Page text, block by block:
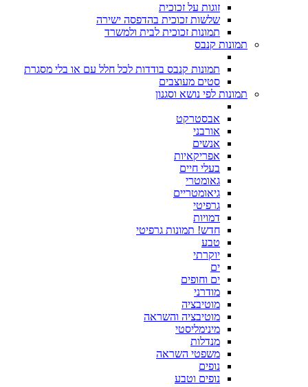
זוגות על זכוכית
שלשות זכוכית בהדפסה ישירה
תמונות זכוכית לבית ולמשרד
תמונות קנבס
תמונות קנבס בודדות לכל חלל עם או בלי מסגרת
סטים מעוצבים
תמונות לפי נושא וסגנון
אבסטרקט
אורבני
אנשים
אפריקאיות
בעלי חיים
גאומטרי
גיאומטריים
גרפיטי
דמויות
חדש! תמונות גרפיטי
טבע
יוקרתי
ים
ים וחופים
מודרני
מוטיבציה
מוטיבציה והשראה
מינימליסטי
מנדלות
משפטי השראה
נופים
נופים וטבע